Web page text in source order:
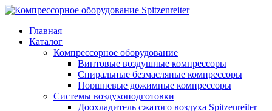
Главная
Каталог
Компрессорное оборудование
Винтовые воздушные компрессоры
Спиральные безмасляные компрессоры
Поршневые дожимные компрессоры
Системы воздухоподготовки
Доохладитель сжатого воздуха Spitzenreiter